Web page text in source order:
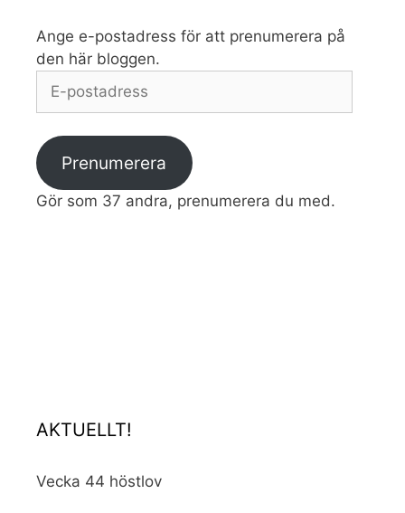
Ange e-postadress för att prenumerera på
den här bloggen.
postadress
Prenumerera
Gör som 37 andra, prenumerera du med.
AKTUELLT!
Vecka 44 höstlov